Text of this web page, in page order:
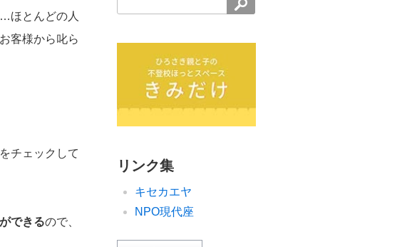
ほとんどの人
客様から叱ら
チェックして
できるので、
リンク集
キセカエヤ
NPO現代座